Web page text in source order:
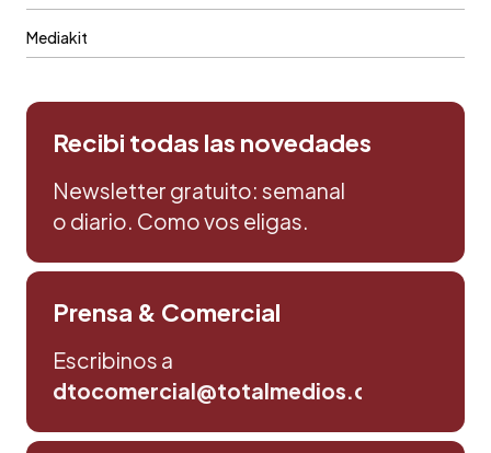
Mediakit
Recibi todas las novedades
Newsletter gratuito: semanal
o diario. Como vos eligas.
Prensa & Comercial
Escribinos a
dtocomercial@totalmedios.com